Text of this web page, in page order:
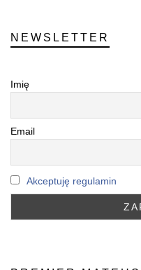
NEWSLETTER
Imię
Email
Akceptuję regulamin